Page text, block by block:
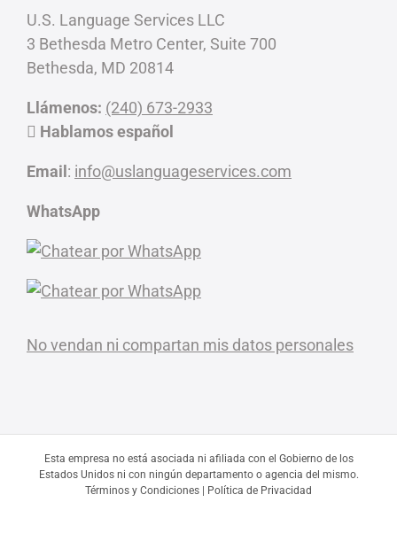
U.S. Language Services LLC
3 Bethesda Metro Center, Suite 700
Bethesda, MD 20814
Llámenos: (240) 673-2933
Hablamos español
Email: info@uslanguageservices.com
WhatsApp
No vendan ni compartan mis datos personales
Esta empresa no está asociada ni afiliada con el Gobierno de los
Estados Unidos ni con ningún departamento o agencia del mismo.
Términos y Condiciones | Política de Privacidad